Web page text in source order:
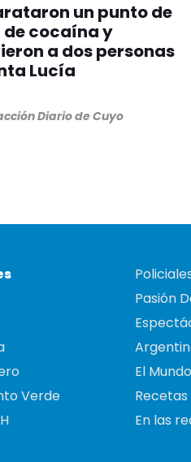
un punto de
cocaína y
a dos personas
Lucía
Diario de Cuyo
Verde
Pasión
El Mundo
Recetas
En las